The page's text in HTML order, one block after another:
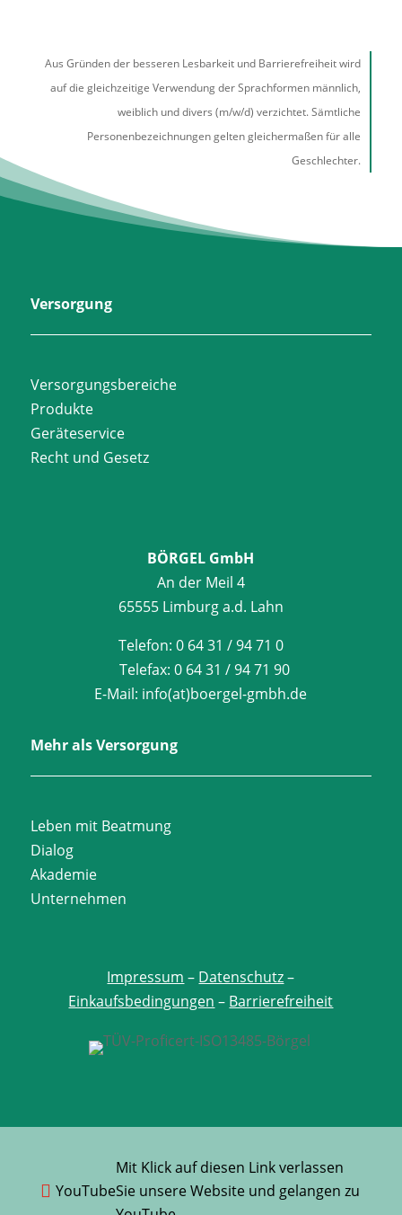
Aus Gründen der besseren Lesbarkeit und Barrierefreiheit wird
auf die gleichzeitige Verwendung der Sprachformen männlich,
weiblich und divers (m/w/d) verzichtet. Sämtliche
Personenbezeichnungen gelten gleichermaßen für alle
Geschlechter.
Versorgung
Versorgungsbereiche
Produkte
Geräteservice
Recht und Gesetz
BÖRGEL GmbH
An der Meil 4
65555 Limburg a.d. Lahn
Telefon: 0 64 31 / 94 71 0
Telefax: 0 64 31 / 94 71 90
E-Mail: info(at)boergel-gmbh.de
Mehr als Versorgung
Leben mit Beatmung
Dialog
Akademie
Unternehmen
Impressum – Datenschutz–
Einkaufsbedingungen – Barrierefreiheit
 YouTube
Mit Klick auf diesen Link verlassen
Sie unsere Website und gelangen zu